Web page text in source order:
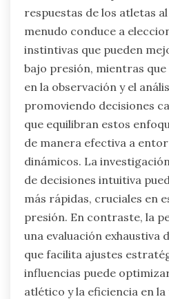
respuestas de los atletas
menudo conduce a
instintivas que pueden
bajo presión, mientras que
en la observación y el
promoviendo decisiones
que equilibran estos
de manera efectiva a
dinámicos. La
de decisiones intuitiva
más rápidas, cruciales en
presión. En contraste, la
una evaluación exhaustiva
que facilita ajustes
influencias puede
atlético y la eficiencia en